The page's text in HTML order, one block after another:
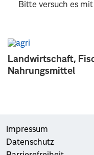
Landwirtschaft,
Nahrungsmittel
Bitte versuch es
Impressum
Datenschutz